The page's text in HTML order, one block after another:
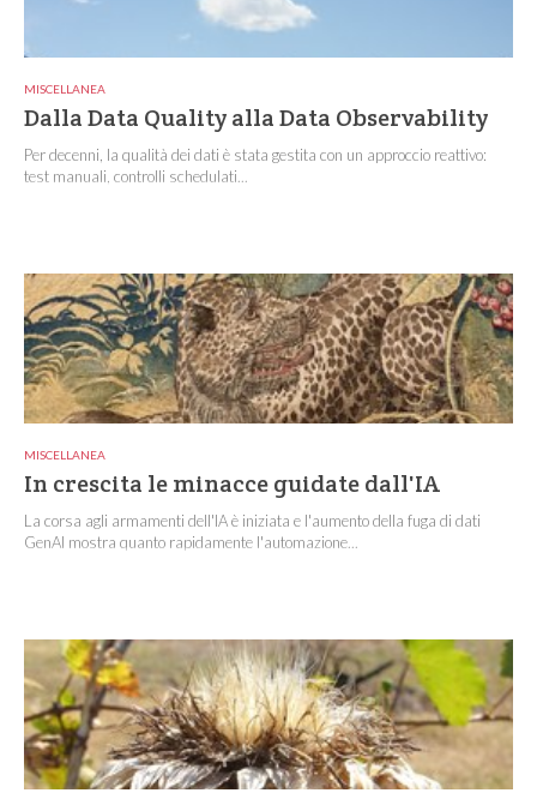
MISCELLANEA
Dalla Data Quality alla Data Observability
Per decenni, la qualità dei dati è stata gestita con un approccio reattivo:
test manuali, controlli schedulati...
MISCELLANEA
In crescita le minacce guidate dall'IA
La corsa agli armamenti dell'IA è iniziata e l'aumento della fuga di dati
GenAI mostra quanto rapidamente l'automazione...